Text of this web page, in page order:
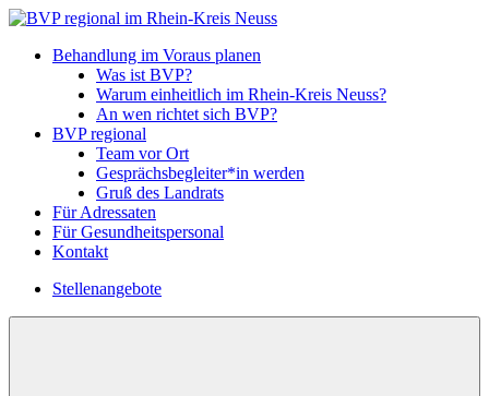
Behandlung im Voraus planen
Was ist BVP?
Warum einheitlich im Rhein-Kreis Neuss?
An wen richtet sich BVP?
BVP regional
Team vor Ort
Gesprächsbegleiter*in werden
Gruß des Landrats
Für Adressaten
Für Gesundheitspersonal
Kontakt
Stellenangebote